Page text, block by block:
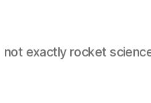
not exactly rocket